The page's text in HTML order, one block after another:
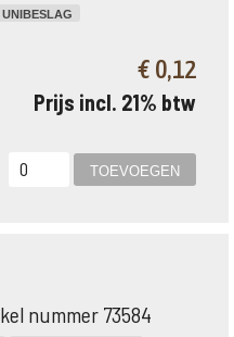
UNIBESLAG
€ 0,12
Prijs incl. 21% btw
nummer 73584